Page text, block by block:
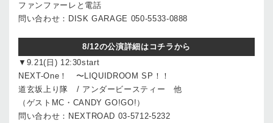
ファンファーレと電話
問い合わせ：DISK GARAGE 050-5533-0888
8/12の公演詳細はコチラから
▼9.21(日) 12:30start
NEXT-One！ 〜LIQUIDROOM SP！！
道玄坂上り隊 / アンダービースティー 他
（ゲストMC・CANDY GO!GO!）
問い合わせ：NEXTROAD 03-5712-5232